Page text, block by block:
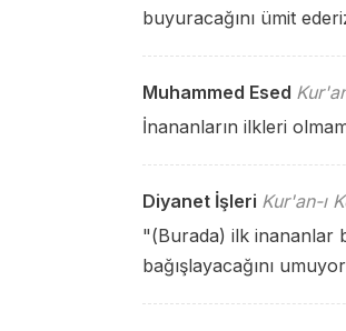
buyuracağını ümit
Muhammed Esed
İnananların ilkleri
Diyanet İşleri Kur'an-ı
"(Burada) ilk inananlar
bağışlayacağını